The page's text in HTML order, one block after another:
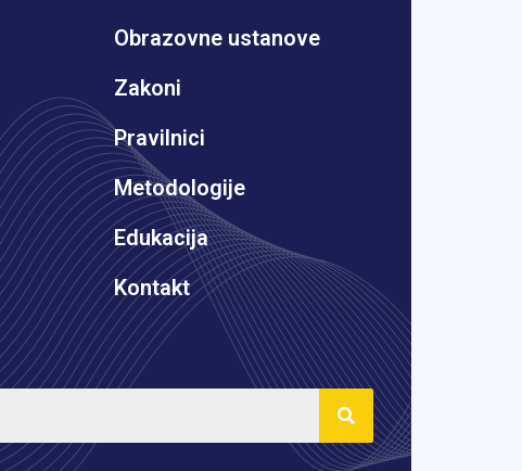
Obrazovne ustanove
Zakoni
Pravilnici
Metodologije
Edukacija
Kontakt